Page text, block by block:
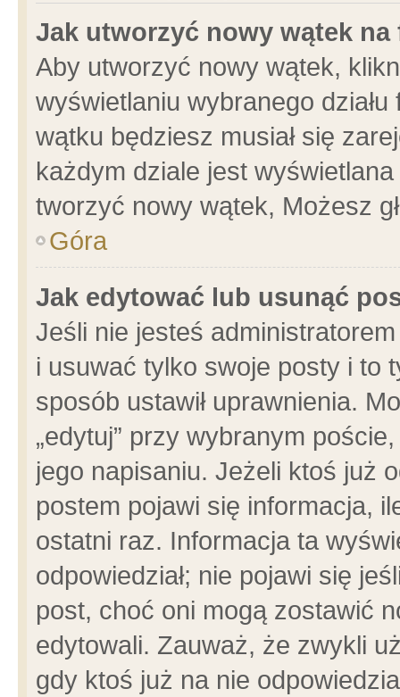
Jak utworzyć nowy wątek na
Aby utworzyć nowy wątek,
wyświetlaniu wybranego
wątku będziesz musiał się
każdym dziale jest
tworzyć nowy wątek, Możesz
Góra
Jak edytować lub usunąć
Jeśli nie jesteś
i usuwać tylko swoje posty i to
sposób ustawił uprawnienia.
„edytuj” przy wybranym
jego napisaniu. Jeżeli ktoś już
postem pojawi się informacja,
ostatni raz. Informacja ta
odpowiedział; nie pojawi się
post, choć oni mogą zostawić
edytowali. Zauważ, że zwykli
gdy ktoś już na nie